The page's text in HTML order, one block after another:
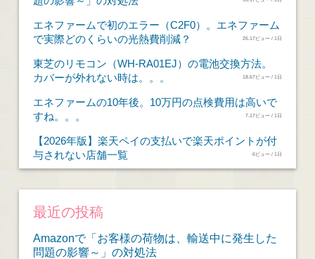
エネファームで初のエラー（C2F0）。エネファーム
で実際どのくらいの光熱費削減？
26.17ビュー / 1日
東芝のリモコン（WH-RA01EJ）の電池交換方法。
カバーが外れない時は。。。
18.67ビュー / 1日
エネファームの10年後。10万円の点検費用は高いで
すね。。。
7.17ビュー / 1日
【2026年版】楽天ペイの支払いで楽天ポイントが付
与されない店舗一覧
6ビュー / 1日
最近の投稿
Amazonで「お客様の荷物は、輸送中に発生した
問題の影響～」の対処法